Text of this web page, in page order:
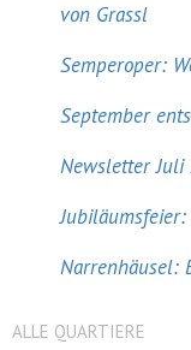
von Grassl
Semperoper:
September
Newsletter Juli
Narrenhäusel:
ALLE QUARTIERE